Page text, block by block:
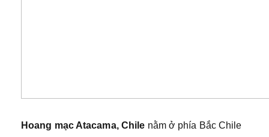
Hoang mạc Atacama, Chile nằm ở phía Bắc Chile